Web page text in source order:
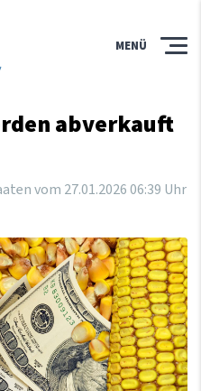
MENÜ
abverkauft
vom 27.01.202606:39 Uhr